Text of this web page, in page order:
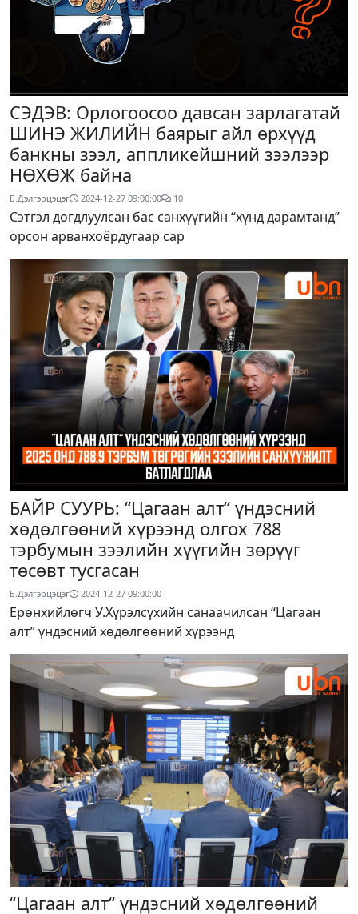
СЭДЭВ: Орлогоосоо давсан зарлагатай
ШИНЭ ЖИЛИЙН баярыг айл өрхүүд
банкны зээл, аппликейшний зээлээр
НӨХӨЖ байна
Б.Дэлгэрцэцэг 2024-12-27 09:00:00 10
Сэтгэл догдлуулсан бас санхүүгийн “хүнд дарамтанд”
орсон арванхоёрдугаар сар
БАЙР СУУРЬ: “Цагаан алт“ үндэсний
хөдөлгөөний хүрээнд олгох 788
тэрбумын зээлийн хүүгийн зөрүүг
төсөвт тусгасан
Б.Дэлгэрцэцэг 2024-12-27 09:00:00
Ерөнхийлөгч У.Хүрэлсүхийн санаачилсан “Цагаан
алт” үндэсний хөдөлгөөний хүрээнд
“Цагаан алт“ үндэсний хөдөлгөөний